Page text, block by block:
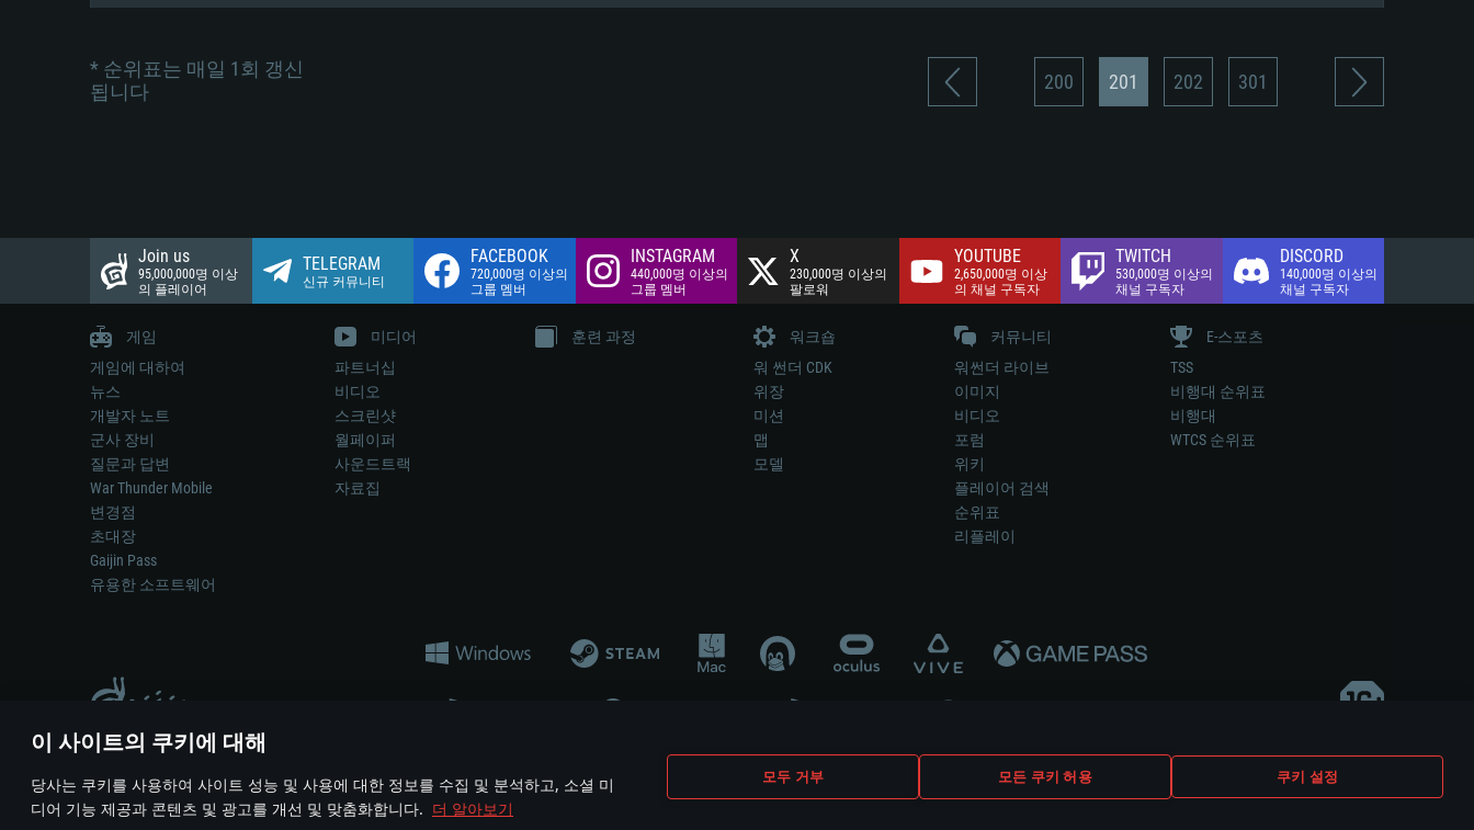
이 사이트의 쿠키에 대해
당사는 쿠키를 사용하여 사이트 성능 및 사용에 대한 정보를 수집 및 분석하고, 소셜 미
디어 기능 제공과 콘텐츠 및 광고를 개선 및 맞춤화합니다. 더 알아보기
모두 거부 모든 쿠키 허용 쿠키 설정
* 순위표는 매일 1회 갱신
됩니다
200 201 202 301
Join us
95,000,000명 이상
의 플레이어
TELEGRAM
신규 커뮤니티
FACEBOOK
720,000명 이상의
그룹 멤버
INSTAGRAM
440,000명 이상의
그룹 멤버
X
230,000명 이상의
팔로워
YOUTUBE
2,650,000명 이상
의 채널 구독자
TWITCH
530,000명 이상의
채널 구독자
DISCORD
140,000명 이상의
채널 구독자
게임
게임에 대하여
뉴스
개발자 노트
군사 장비
질문과 답변
War Thunder Mobile
변경점
초대장
Gaijin Pass
유용한 소프트웨어
미디어
파트너십
비디오
스크린샷
월페이퍼
사운드트랙
자료집
훈련 과정
워크숍
워 썬더 CDK
위장
미션
맵
모델
커뮤니티
워썬더 라이브
이미지
비디오
포럼
위키
플레이어 검색
순위표
리플레이
E-스포츠
TSS
비행대 순위표
비행대
WTCS 순위표
게임 에서 어떠한 현실의 무기나 차량을 묘사하는 것은 무기 개발 업체나 장비 제조 업체가 게임 개발 후원 또는 홍보에 참여하지 않습니다..
© 2011—2026 Gaijin Games Kft. All trademarks, logos and brand names are the property of their respective owners.
이용 약관 이용 약관